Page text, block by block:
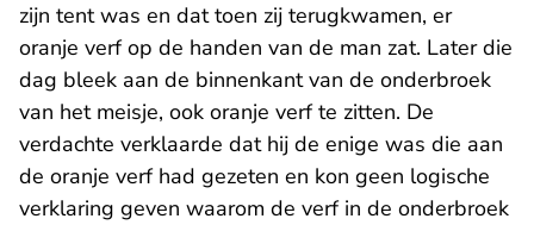
zijn tent was en dat toen zij terugkwamen, er
oranje verf op de handen van de man zat. Later die
dag bleek aan de binnenkant van de onderbroek
van het meisje, ook oranje verf te zitten. De
verdachte verklaarde dat hij de enige was die aan
de oranje verf had gezeten en kon geen logische
verklaring geven waarom de verf in de onderbroek